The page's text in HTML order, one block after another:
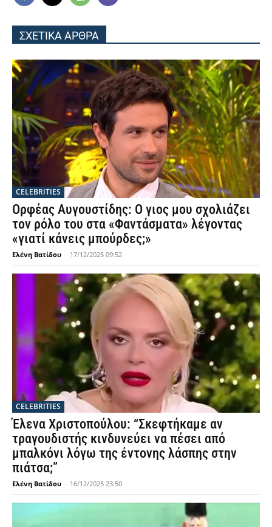
ΣΧΕΤΙΚΑ ΑΡΘΡΑ
CELEBRITIES
Ορφέας Αυγουστίδης: Ο γιος μου σχολιάζει
τον ρόλο του στα «Φαντάσματα» λέγοντας
«γιατί κάνεις μπούρδες;»
Ελένη Βατίδου - 17/12/2025 09:52
CELEBRITIES
Έλενα Χριστοπούλου: “Σκεφτήκαμε αν
τραγουδιστής κινδυνεύει να πέσει από
μπαλκόνι λόγω της έντονης λάσπης στην
πιάτσα;”
Ελένη Βατίδου - 16/12/2025 23:50